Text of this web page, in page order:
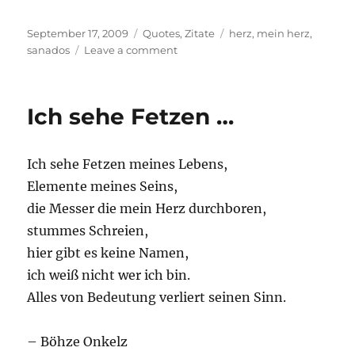
Posted
on
September 17, 2009 Categories
Quotes,Zitate Tags
herz, mein herz,
sanados
Leave a commenton
an
Ich sehe Fetzen …
Ich sehe Fetzen meines Lebens,
Elemente meines Seins,
die Messer die mein Herz durchboren,
stummes Schreien,
hier gibt es keine Namen,
ich weiß nicht wer ich bin.
Alles von Bedeutung verliert seinen Sinn.
– Böhze Onkelz